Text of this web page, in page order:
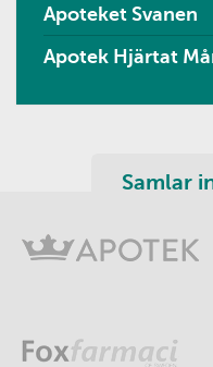
Apoteket Svanen
Apotek Hjärtat
Samlar